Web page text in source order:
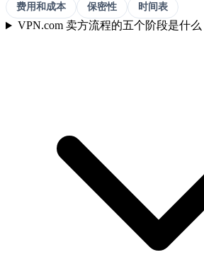
费用和成本 保密性 时间表
VPN.com 卖方流程的五个阶段是什么